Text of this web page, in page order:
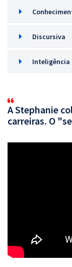
Discursiva
Inteligência
A Stephanie
carreiras. O